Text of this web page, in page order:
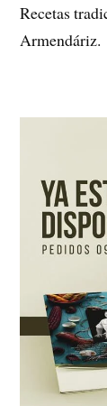
Recetas
Armendáriz.